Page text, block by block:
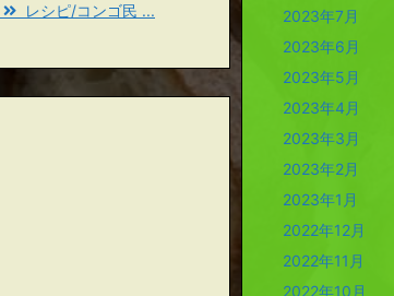
レシピ/コンゴ民 ...
2023年7月
2023年6月
2023年5月
2023年4月
2023年3月
2023年2月
2023年1月
2022年12月
2022年11月
2022年10月